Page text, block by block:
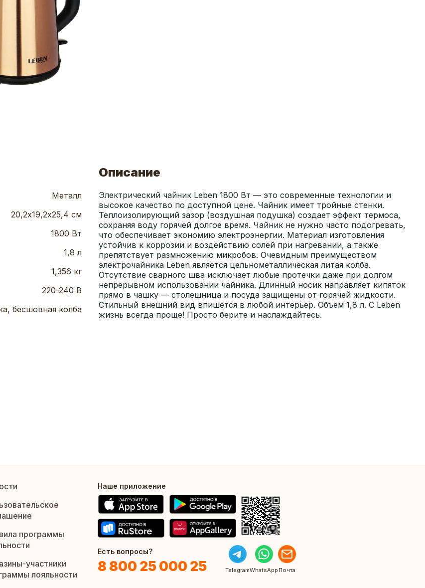
Металл
20,2х19,2х25,4 см
1800 Вт
1,8 л
1,356 кг
220-240 В
бесшовная колба
Описание
Электрический чайник Leben 1800 Вт — это современные технологии и
высокое качество по доступной цене. Чайник имеет тройные стенки.
Теплоизолирующий зазор (воздушная подушка) создает эффект термоса,
сохраняя воду горячей долгое время. Чайник не нужно часто подогревать,
что обеспечивает экономию электроэнергии. Материал изготовления
устойчив к коррозии и воздействию солей при нагревании, а также
препятствует размножению микробов. Очевидным преимуществом
электрочайника Leben является цельнометаллическая литая колба.
Отсутствие сварного шва исключает любые протечки даже при долгом
непрерывном использовании чайника. Длинный носик направляет кипяток
прямо в чашку — столешница и посуда защищены от горячей жидкости.
Стильный внешний вид впишется в любой интерьер. Объем 1,8 л. С Leben
жизнь всегда проще! Просто берите и наслаждайтесь.
программы
участники
лояльности
Наше приложение
Есть вопросы?
8 800 25 000 25 TelegramWhatsApp Почта